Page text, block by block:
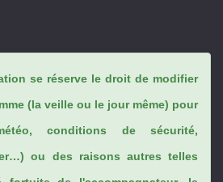
se réserve le droit de modifier
(la veille ou le jour même) pour
conditions de sécurité,
ou des raisons autres telles